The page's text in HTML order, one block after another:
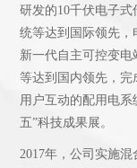
研发的10千伏电子
统等达到国际领先，
新一代自主可控变
等达到国内领先，
用户互动的配用电
五”科技成果展。
2017年，公司实施